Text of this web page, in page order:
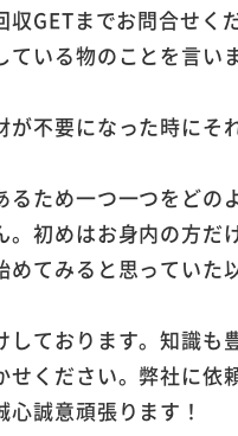
GETまでお問合せくだ
いる物のことを言い
不要になった時にそ
ため一つ一つをどの
初めはお身内の方だ
てみると思っていた
ております。知識も
ください。弊社に依
誠意頑張ります！